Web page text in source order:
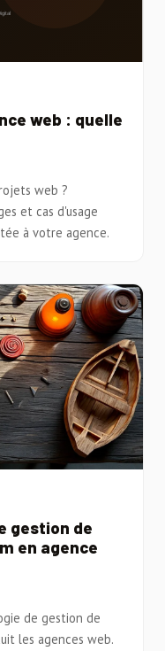
web : quelle
web ?
et cas d'usage
à votre agence.
gestion de
en agence
de gestion de
les agences web.